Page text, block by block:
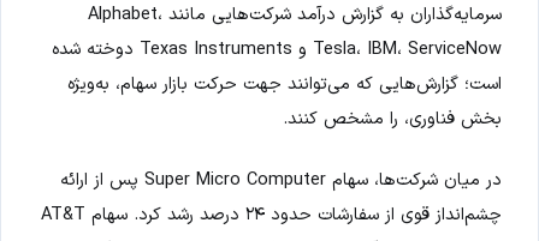
سرمایه‌گذاران به گزارش درآمد شرکت‌هایی مانند Alphabet،
Tesla، IBM، ServiceNow و Texas Instruments دوخته شده
است؛ گزارش‌هایی که می‌توانند جهت حرکت بازار سهام، به‌ویژه
بخش فناوری، را مشخص کنند.
در میان شرکت‌ها، سهام Super Micro Computer پس از ارائه
چشم‌انداز قوی از سفارشات حدود ۲۴ درصد رشد کرد. سهام AT&T